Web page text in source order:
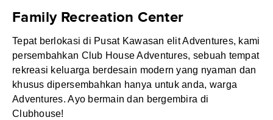
Family Recreation Center
Tepat berlokasi di Pusat Kawasan elit Adventures, kami
persembahkan Club House Adventures, sebuah tempat
rekreasi keluarga berdesain modern yang nyaman dan
khusus dipersembahkan hanya untuk anda, warga
Adventures. Ayo bermain dan bergembira di
Clubhouse!